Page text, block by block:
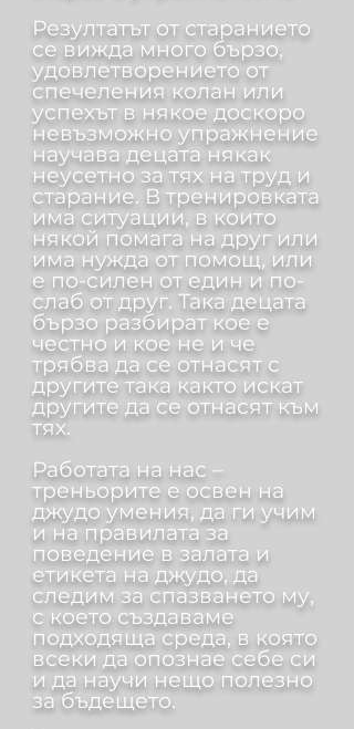
Резултатът от старанието
се вижда много бързо,
удовлетворението от
спечеления колан или
успехът в някое доскоро
невъзможно упражнение
научава децата някак
неусетно за тях на труд и
старание. В тренировката
има ситуации, в които
някой помага на друг или
има нужда от помощ, или
е по-силен от един и по-
слаб от друг. Така децата
бързо разбират кое е
честно и кое не и че
трябва да се отнасят с
другите така както искат
другите да се отнасят към
тях.
Работата на нас –
треньорите е освен на
джудо умения, да ги учим
и на правилата за
поведение в залата и
етикета на джудо, да
следим за спазването му,
с което създаваме
подходяща среда, в която
всеки да опознае себе си
и да научи нещо полезно
за бъдещето.